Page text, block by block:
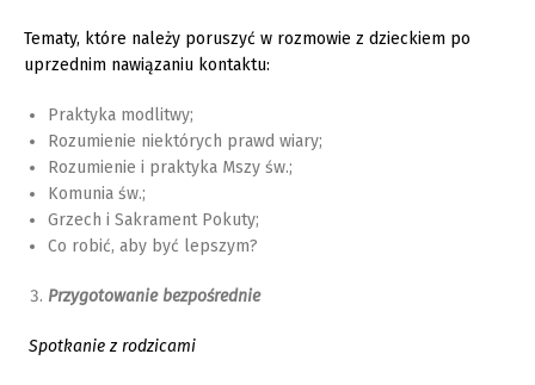
Tematy, które należy poruszyć w rozmowie z dzieckiem po
uprzednim nawiązaniu kontaktu:
Praktyka modlitwy;
Rozumienie niektórych prawd wiary;
Rozumienie i praktyka Mszy św.;
Komunia św.;
Grzech i Sakrament Pokuty;
Co robić, aby być lepszym?
Przygotowanie bezpośrednie
Spotkanie z rodzicami